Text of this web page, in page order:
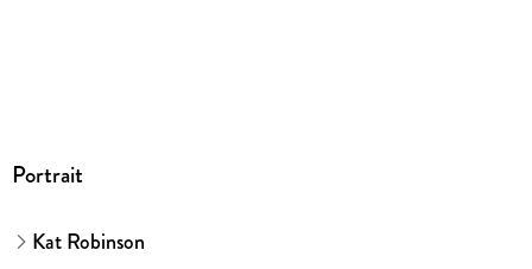
Portrait
Kat Robinson